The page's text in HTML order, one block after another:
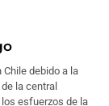
debido a la
la central
esfuerzos de la